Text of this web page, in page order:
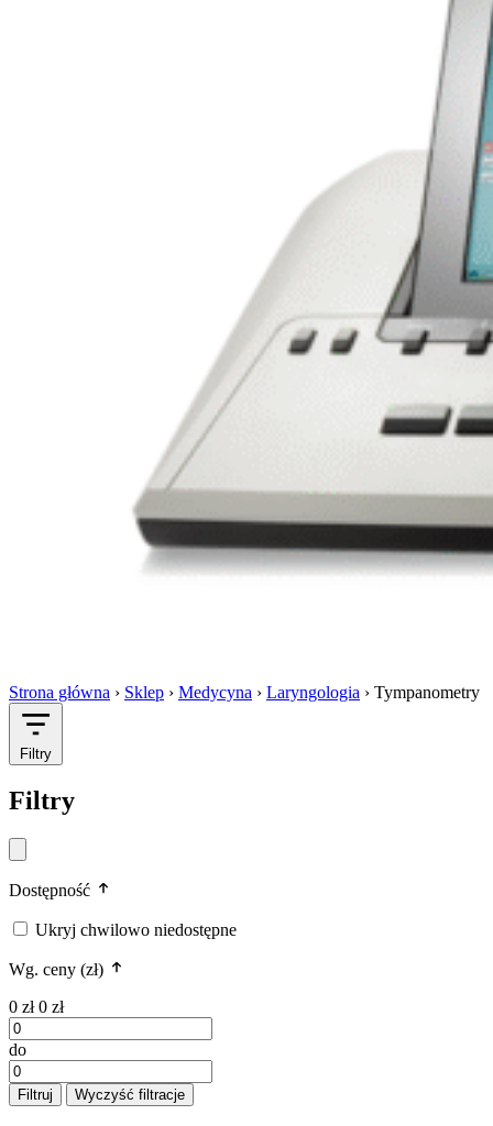
Strona główna › Sklep › Medycyna › Laryngologia › Tympanometry
Filtry
Filtry
Dostępność
Ukryj chwilowo niedostępne
Wg. ceny (zł)
0 zł 0 zł
do
Filtruj Wyczyść filtracje